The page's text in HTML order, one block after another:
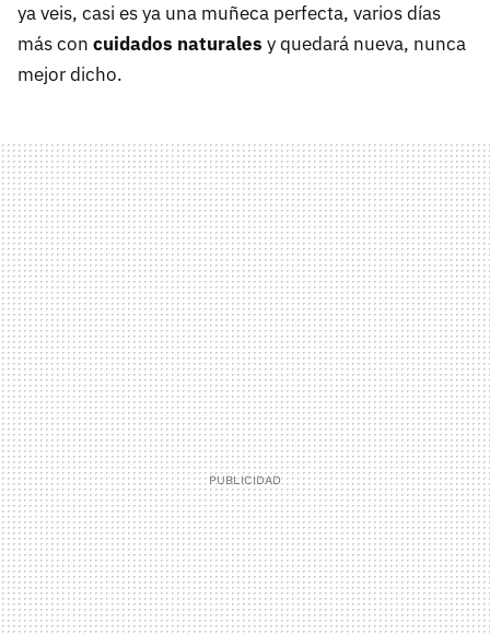
ya veis, casi es ya una muñeca perfecta, varios días
más con cuidados naturales y quedará nueva, nunca
mejor dicho.